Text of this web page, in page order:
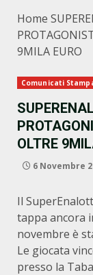
Home
9MILA EURO
Comunicati
OLTRE
6 Novembre
Il
tappa ancora
novembre è
Le giocata
presso la